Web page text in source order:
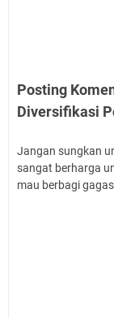
Posting
Diversifikasi
Jangan sungkan
sangat berharga
mau berbagi